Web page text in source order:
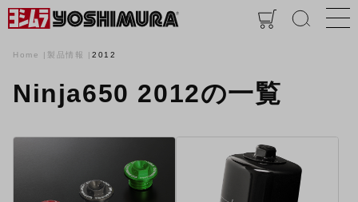
Home 製品情報 2012
Ninja650 2012の一覧